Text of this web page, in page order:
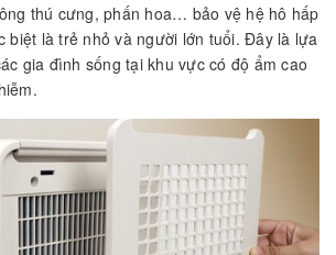
thú cưng, phấn hoa… bảo vệ hệ hô hấp
biệt là trẻ nhỏ và người lớn tuổi. Đây là lựa
gia đình sống tại khu vực có độ ẩm cao